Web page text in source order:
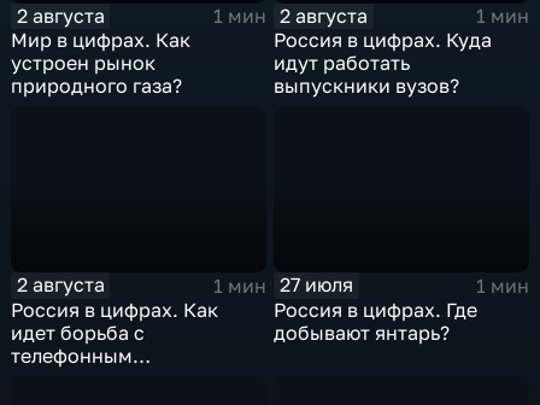
2 августа
1 мин
Мир в цифрах. Как
устроен рынок
природного газа?
2 августа
1 мин
Россия в цифрах. Куда
идут работать
выпускники вузов?
2 августа
1 мин
Россия в цифрах. Как
идет борьба с
телефонным
27 июля
1 мин
Россия в цифрах. Где
добывают янтарь?